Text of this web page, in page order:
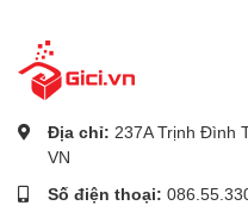
Địa chỉ: 237A Trịnh Đình
VN
Số điện thoại: